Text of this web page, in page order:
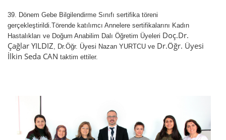
39. Dönem Gebe Bilgilendirme Sınıfı sertifika töreni
gerçekleştirildi.Törende katılımcı Annelere sertifikalarını Kadın
Hastalıkları ve Doğum Anabilim Dalı Öğretim Üyeleri Doç.Dr.
Çağlar YILDIZ, Dr.Öğr. Üyesi Nazan YURTCU ve Dr.Öğr. Üyesi
İlkin Seda CAN taktim ettiler.